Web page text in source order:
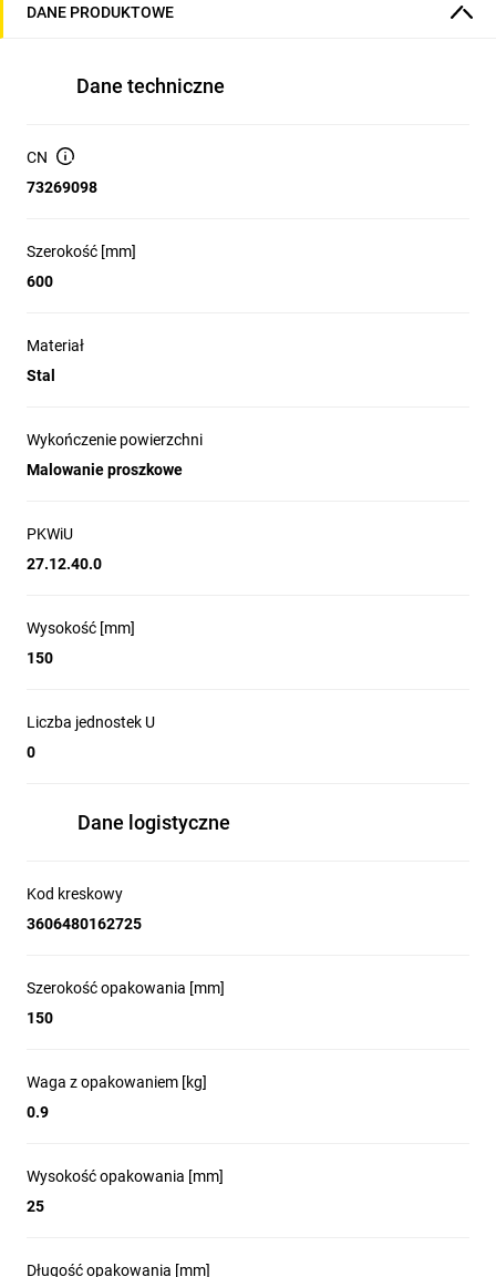
DANE PRODUKTOWE
Dane techniczne
CN
73269098
Szerokość [mm]
600
Materiał
Stal
Wykończenie powierzchni
Malowanie proszkowe
PKWiU
27.12.40.0
Wysokość [mm]
150
Liczba jednostek U
0
Dane logistyczne
Kod kreskowy
3606480162725
Szerokość opakowania [mm]
150
Waga z opakowaniem [kg]
0.9
Wysokość opakowania [mm]
25
Długość opakowania [mm]